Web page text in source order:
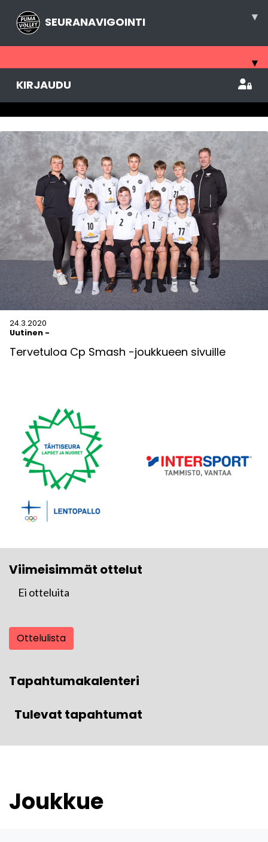
SEURANAVIGOINTI ▾
▾
KIRJAUDU
24.3.2020
Uutinen -
Tervetuloa Cp Smash -joukkueen sivuille
Viimeisimmät ottelut
Ei otteluita
Ottelulista
Tapahtumakalenteri
Tulevat tapahtumat
Joukkue